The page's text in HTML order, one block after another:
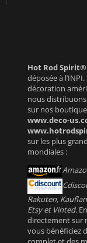
Hot Rod Spirit®
déposée à
décoration
nous
sur nos
www.deco-
sur les plus
mondiales :
Rakuten,
Etsy et Vinted.
directement sur
vous bénéficiez